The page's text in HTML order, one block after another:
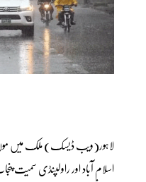
لاہور(ویب ڈیسک) ملک میں
اسلام آباد اور راولپنڈی سمیت